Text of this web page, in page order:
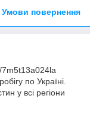
Умови повернення
по Україні.
у всі регіони